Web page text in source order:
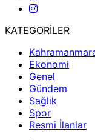
KATEGORİLER
Ekonomi
Genel
Gündem
Sağlık
Spor
Resmi İlanlar